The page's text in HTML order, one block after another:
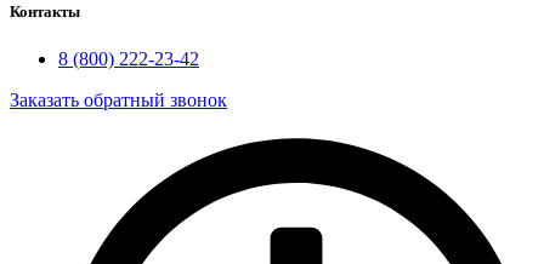
Контакты
8 (800) 222-23-42
Заказать обратный звонок